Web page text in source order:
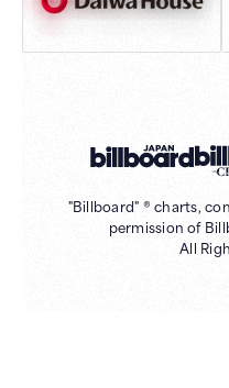
"Billboard" ® charts,
permission of
All